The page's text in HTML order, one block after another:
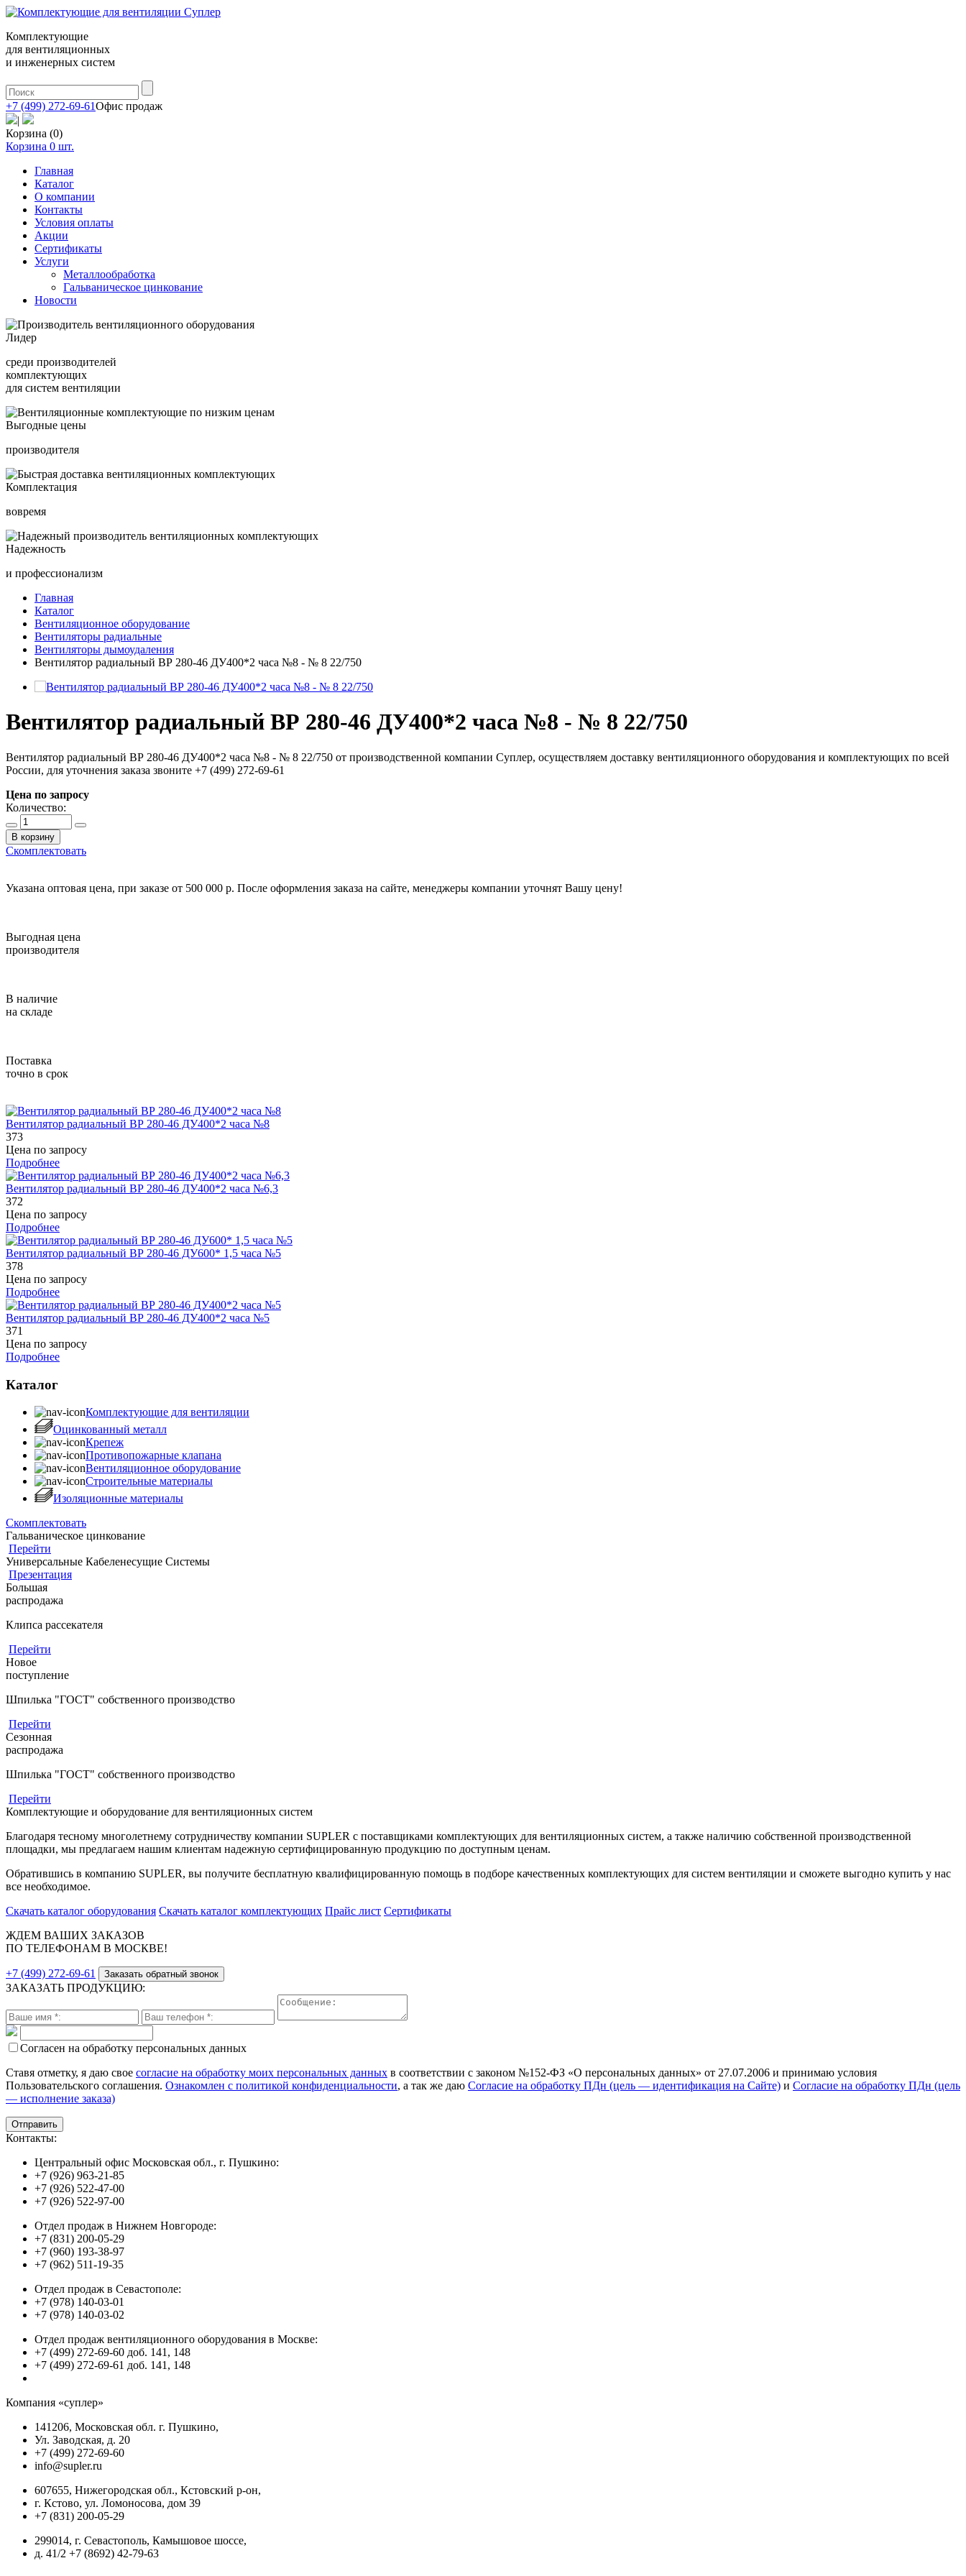
Комплектующие
для вентиляционных
и инженерных систем
+7 (499) 272-69-61Офис продаж
|
Корзина (0)
Корзина 0 шт.
Главная
Каталог
О компании
Контакты
Условия оплаты
Акции
Сертификаты
Услуги
Металлообработка
Гальваническое цинкование
Новости
Лидер
среди производителей
комплектующих
для систем вентиляции
Выгодные цены
производителя
Комплектация
вовремя
Надежность
и профессионализм
Главная
Каталог
Вентиляционное оборудование
Вентиляторы радиальные
Вентиляторы дымоудаления
Вентилятор радиальный ВР 280-46 ДУ400*2 часа №8 - № 8 22/750
Вентилятор радиальный ВР 280-46 ДУ400*2 часа №8 - № 8 22/750
Вентилятор радиальный ВР 280-46 ДУ400*2 часа №8 - № 8 22/750 от производственной компании Суплер, осуществляем доставку вентиляционного оборудования и комплектующих по всей
России, для уточнения заказа звоните +7 (499) 272-69-61
Цена по запросу
Количество:
В корзину
Скомплектовать
Указана оптовая цена, при заказе от 500 000 р. После оформления заказа на сайте, менеджеры компании уточнят Вашу цену!
Выгодная цена
производителя
В наличие
на складе
Поставка
точно в срок
Вентилятор радиальный ВР 280-46 ДУ400*2 часа №8
373
Цена по запросу
Подробнее
Вентилятор радиальный ВР 280-46 ДУ400*2 часа №6,3
372
Цена по запросу
Подробнее
Вентилятор радиальный ВР 280-46 ДУ600* 1,5 часа №5
378
Цена по запросу
Подробнее
Вентилятор радиальный ВР 280-46 ДУ400*2 часа №5
371
Цена по запросу
Подробнее
Каталог
Комплектующие для вентиляции
Оцинкованный металл
Крепеж
Противопожарные клапана
Вентиляционное оборудование
Строительные материалы
Изоляционные материалы
Скомплектовать
Гальваническое цинкование
Перейти
Универсальные Кабеленесущие Системы
Презентация
Большая
распродажа
Клипса рассекателя
Перейти
Новое
поступление
Шпилька "ГОСТ" собственного производство
Перейти
Сезонная
распродажа
Шпилька "ГОСТ" собственного производство
Перейти
Комплектующие и оборудование для вентиляционных систем
Благодаря тесному многолетнему сотрудничеству компании SUPLER с поставщиками комплектующих для вентиляционных систем, а также наличию собственной производственной
площадки, мы предлагаем нашим клиентам надежную сертифицированную продукцию по доступным ценам.
Обратившись в компанию SUPLER, вы получите бесплатную квалифицированную помощь в подборе качественных комплектующих для систем вентиляции и сможете выгодно купить у нас
все необходимое.
Скачать каталог оборудования Скачать каталог комплектующих Прайс лист Сертификаты
ЖДЕМ ВАШИХ ЗАКАЗОВ
ПО ТЕЛЕФОНАМ В МОСКВЕ!
+7 (499) 272-69-61 Заказать обратный звонок
ЗАКАЗАТЬ ПРОДУКЦИЮ:
Согласен на обработку персональных данных
Ставя отметку, я даю свое согласие на обработку моих персональных данных в соответствии с законом №152-ФЗ «О персональных данных» от 27.07.2006 и принимаю условия
Пользовательского соглашения. Ознакомлен с политикой конфиденциальности, а так же даю Согласие на обработку ПДн (цель — идентификация на Сайте) и Согласие на обработку ПДн (цель
— исполнение заказа)
Контакты:
Центральный офис Московская обл., г. Пушкино:
+7 (926) 963-21-85
+7 (926) 522-47-00
+7 (926) 522-97-00
Отдел продаж в Нижнем Новгороде:
+7 (831) 200-05-29
+7 (960) 193-38-97
+7 (962) 511-19-35
Отдел продаж в Севастополе:
+7 (978) 140-03-01
+7 (978) 140-03-02
Отдел продаж вентиляционного оборудования в Москве:
+7 (499) 272-69-60 доб. 141, 148
+7 (499) 272-69-61 доб. 141, 148
Компания «суплер»
141206, Московская обл. г. Пушкино,
Ул. Заводская, д. 20
+7 (499) 272-69-60
info@supler.ru
607655, Нижегородская обл., Кстовский р-он,
г. Кстово, ул. Ломоносова, дом 39
+7 (831) 200-05-29
299014, г. Севастополь, Камышовое шоссе,
д. 41/2 +7 (8692) 42-79-63